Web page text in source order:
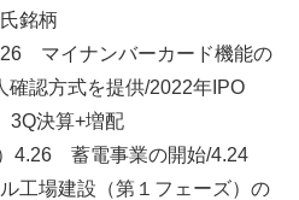
銘柄
マイナンバーカード機能の
確認方式を提供/2022年IPO
決算+増配
4.26 蓄電事業の開始/4.24
工場建設（第１フェーズ）の